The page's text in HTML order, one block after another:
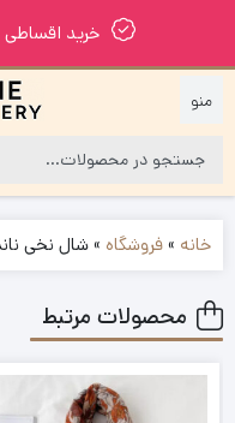
خرید
خانه »فروشگاه »شال نخی نانسی
محصولات مرتبط